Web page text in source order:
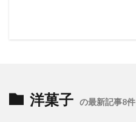
洋菓子 の最新記事8件